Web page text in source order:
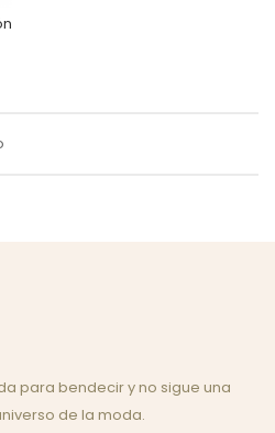
para bendecir y no sigue una
de la moda.